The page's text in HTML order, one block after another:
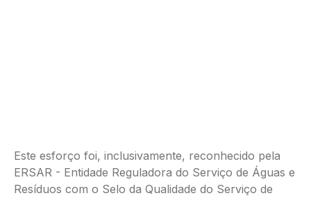
Este esforço foi, inclusivamente, reconhecido pela
ERSAR - Entidade Reguladora do Serviço de Águas e
Resíduos com o Selo da Qualidade do Serviço de